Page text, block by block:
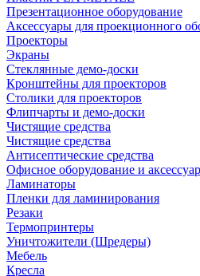
Презентационное оборудование
Аксессуары для проекционного
Проекторы
Экраны
Стеклянные демо-доски
Кронштейны для проекторов
Столики для проекторов
Флипчарты и демо-доски
Чистящие средства
Чистящие средства
Антисептические средства
Офисное оборудование и
Ламинаторы
Пленки для ламинирования
Резаки
Термопринтеры
Уничтожители (Шредеры)
Мебель
Кресла